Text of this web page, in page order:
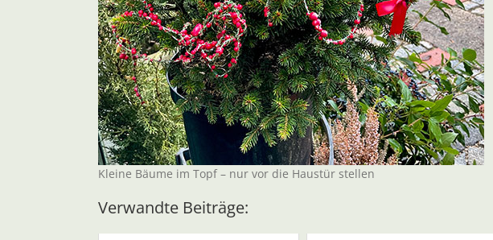
Kleine Bäume im Topf – nur vor die Haustür stellen
Verwandte Beiträge: